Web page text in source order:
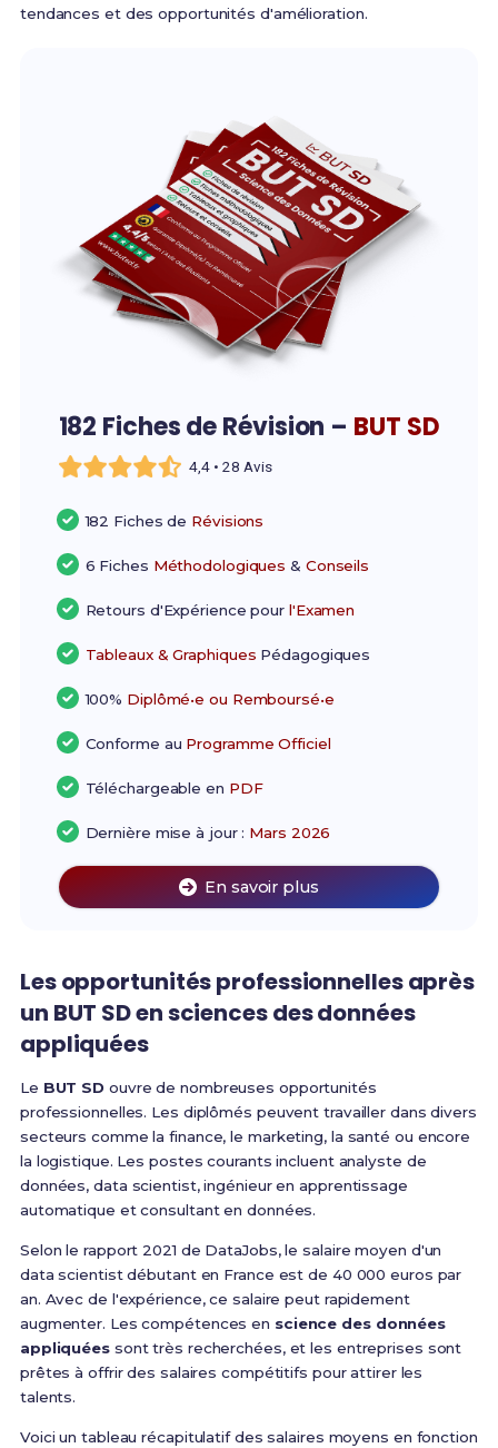
tendances et des opportunités d'amélioration.
182 Fiches de Révision – BUT SD
4,4 • 28 Avis
182 Fiches de Révisions
6 Fiches Méthodologiques & Conseils
Retours d'Expérience pour l'Examen
Tableaux & Graphiques Pédagogiques
100% Diplômé•e ou Remboursé•e
Conforme au Programme Officiel
Téléchargeable en PDF
Dernière mise à jour : Mars 2026
En savoir plus
Les opportunités professionnelles après
un BUT SD en sciences des données
appliquées
Le BUT SD ouvre de nombreuses opportunités
professionnelles. Les diplômés peuvent travailler dans divers
secteurs comme la finance, le marketing, la santé ou encore
la logistique. Les postes courants incluent analyste de
données, data scientist, ingénieur en apprentissage
automatique et consultant en données.
Selon le rapport 2021 de DataJobs, le salaire moyen d'un
data scientist débutant en France est de 40 000 euros par
an. Avec de l'expérience, ce salaire peut rapidement
augmenter. Les compétences en science des données
appliquéessont très recherchées, et les entreprises sont
prêtes à offrir des salaires compétitifs pour attirer les
talents.
Voici un tableau récapitulatif des salaires moyens en fonction